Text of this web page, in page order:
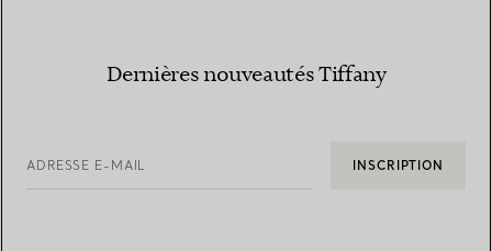
Dernières nouveautés Tiffany
ADRESSE E-MAIL INSCRIPTION